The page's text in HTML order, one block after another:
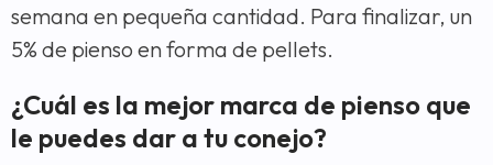
semana en pequeña cantidad. Para finalizar, un
5% de pienso en forma de pellets.
¿Cuál es la mejor marca de pienso que
le puedes dar a tu conejo?